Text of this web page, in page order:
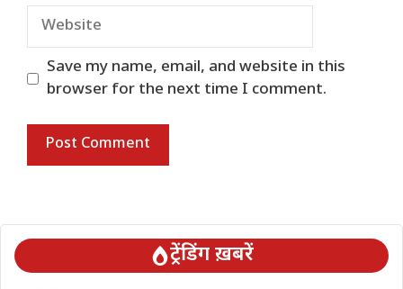
Website
Save my name, email, and website in this
browser for the next time I comment.
ट्रेंडिंग ख़बरें